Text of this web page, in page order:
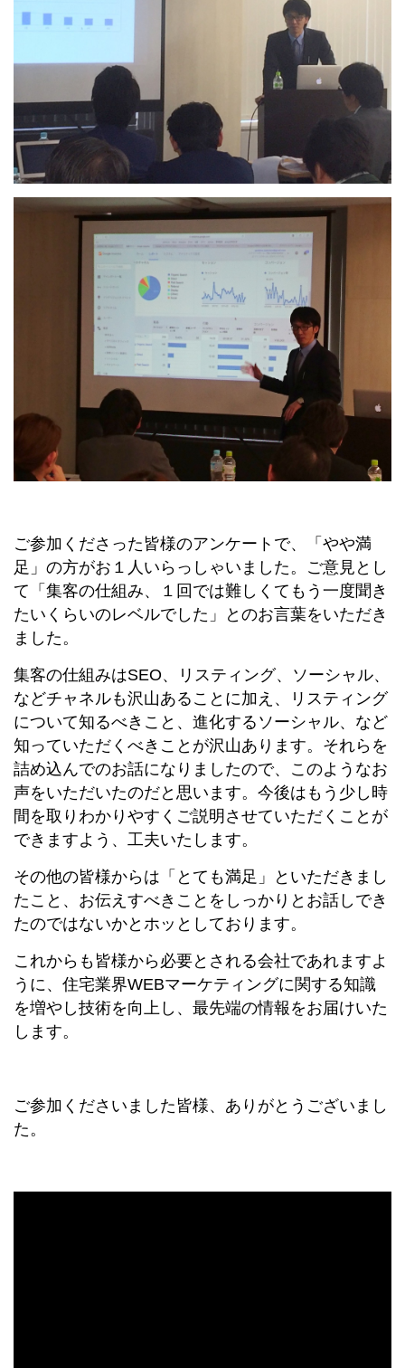
ご参加くださった皆様のアンケートで、「やや満
足」の方がお１人いらっしゃいました。ご意見とし
て「集客の仕組み、１回では難しくてもう一度聞き
たいくらいのレベルでした」とのお言葉をいただき
ました。
集客の仕組みはSEO、リスティング、ソーシャル、
などチャネルも沢山あることに加え、リスティング
について知るべきこと、進化するソーシャル、など
知っていただくべきことが沢山あります。それらを
詰め込んでのお話になりましたので、このようなお
声をいただいたのだと思います。今後はもう少し時
間を取りわかりやすくご説明させていただくことが
できますよう、工夫いたします。
その他の皆様からは「とても満足」といただきまし
たこと、お伝えすべきことをしっかりとお話しでき
たのではないかとホッとしております。
これからも皆様から必要とされる会社であれますよ
うに、住宅業界WEBマーケティングに関する知識
を増やし技術を向上し、最先端の情報をお届けいた
します。
ご参加くださいました皆様、ありがとうございまし
た。